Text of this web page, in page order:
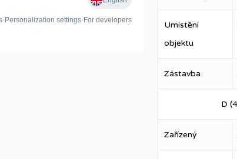
Umístění
objektu
Zástavba
D
Zařízený